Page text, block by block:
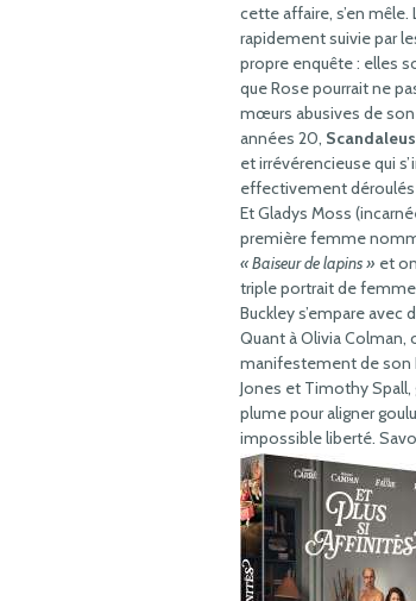
cette affaire, s’en
rapidement suivie par
propre enquête : elles
que Rose pourrait ne
mœurs abusives de
années 20,
et irrévérencieuse qui
effectivement déroulés
Et Gladys Moss
première femme
« Baiseur de lapins » et
triple portrait de
Buckley s’empare avec
Quant à Olivia Colman,
manifestement de son
Jones et Timothy
plume pour aligner
impossible liberté.